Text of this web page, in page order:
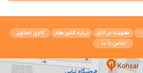
عضویت در اتاق درباره کشور هلند
گالری تصاویر
تماس با ما